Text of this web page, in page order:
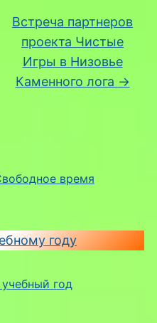
время
году
год
Встреча партнеров
проекта Чистые
Игры в Низовье
Каменного лога →